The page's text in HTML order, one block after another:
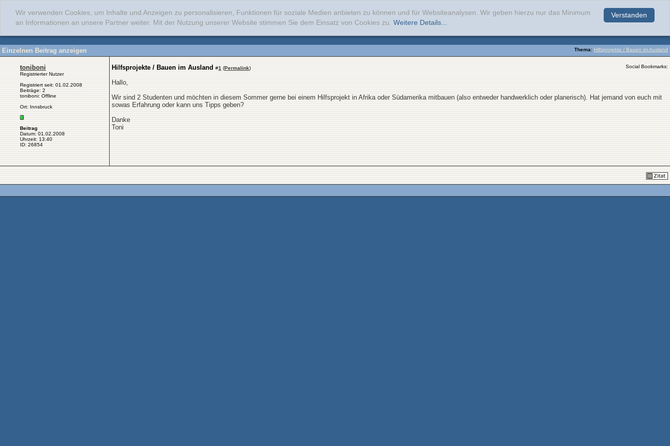
Verstanden
Wir verwenden Cookies, um Inhalte und Anzeigen zu personalisieren, Funktionen für soziale Medien anbieten zu können und für Websiteanalysen. Wir geben hierzu nur das Minimum
an Informationen an unsere Partner weiter. Mit der Nutzung unserer Website stimmen Sie dem Einsatz von Cookies zu. Weitere Details...
Thema: Hilfsprojekte / Bauen im Ausland
Einzelnen Beitrag anzeigen
toniboni
Registrierter Nutzer
Registriert seit: 01.02.2008
Beiträge: 2
toniboni: Offline
Ort: Innsbruck
Beitrag
Datum: 01.02.2008
Uhrzeit: 13:40
ID: 26854
Hilfsprojekte / Bauen im Ausland #1 (Permalink) Social Bookmarks:
Hallo,
Wir sind 2 Studenten und möchten in diesem Sommer gerne bei einem Hilfsprojekt in Afrika oder Südamerika mitbauen (also entweder handwerklich oder planerisch). Hat jemand von euch mit
sowas Erfahrung oder kann uns Tipps geben?
Danke
Toni